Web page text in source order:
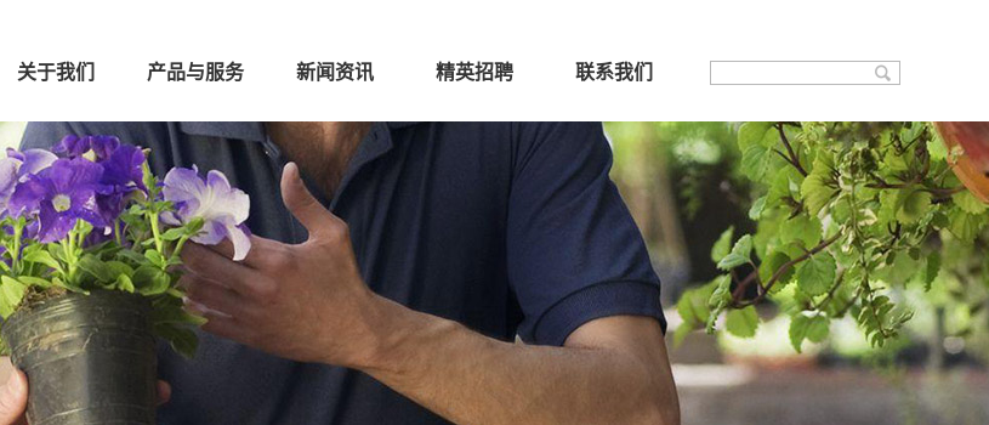
关于我们 产品与服务 新闻资讯 精英招聘 联系我们